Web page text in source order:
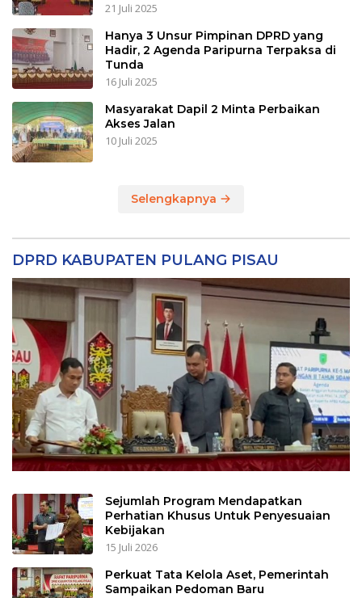
21 Juli 2025
Hanya 3 Unsur Pimpinan DPRD yang
Hadir, 2 Agenda Paripurna Terpaksa di
Tunda
16 Juli 2025
Masyarakat Dapil 2 Minta Perbaikan
Akses Jalan
10 Juli 2025
Selengkapnya
DPRD KABUPATEN PULANG PISAU
Sejumlah Program Mendapatkan
Perhatian Khusus Untuk Penyesuaian
Kebijakan
15 Juli 2026
Perkuat Tata Kelola Aset, Pemerintah
Sampaikan Pedoman Baru